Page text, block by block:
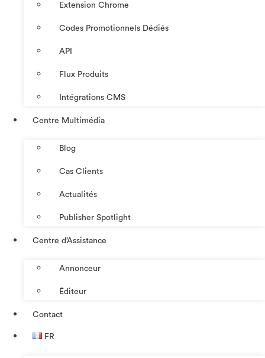
Extension Chrome
Codes Promotionnels Dédiés
API
Flux Produits
Intégrations CMS
Centre Multimédia
Blog
Cas Clients
Actualités
Publisher Spotlight
Centre d’Assistance
Annonceur
Éditeur
Contact
FR